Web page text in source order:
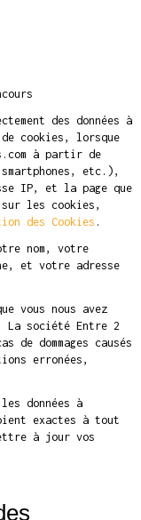
des données à
cookies, lorsque
à partir de
etc.),
IP, et la page que
sur les cookies,
des Cookies .
nom, votre
et votre adresse
vous nous avez
La société Entre 2
dommages causés
erronées,
données à
exactes à tout
à jour vos